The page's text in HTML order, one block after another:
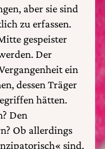
aber sie sind
zu erfassen.
gespeister
Der
ein
dessen Träger
hätten.
Den
Ob allerdings
sind,